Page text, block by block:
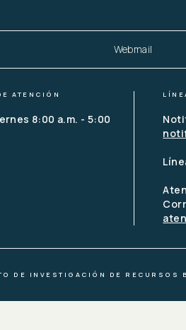
Webmail
ATENCIÓN
8:00 a.m. - 5:00
DE INVESTIGACIÓN DE RECURSOS